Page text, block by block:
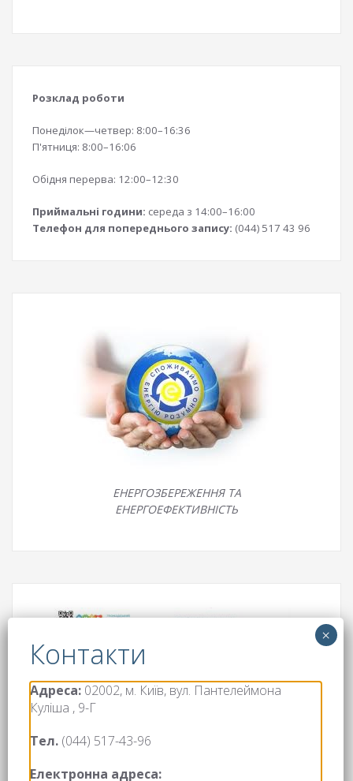
Розклад роботи
Понеділок—четвер: 8:00–16:36
П'ятниця: 8:00–16:06
Обідня перерва: 12:00–12:30
Приймальні години: середа з 14:00–16:00
Телефон для попереднього запису: (044) 517 43 96
ЕНЕРГОЗБЕРЕЖЕННЯ ТА
ЕНЕРГОЕФЕКТИВНІСТЬ
Платформа реалізації ідей для покращення
Адреса: 02002, м. Київ, вул. Пантелеймона
Куліша , 9-Г
Тел. (044) 517-43-96
Електронна адреса: